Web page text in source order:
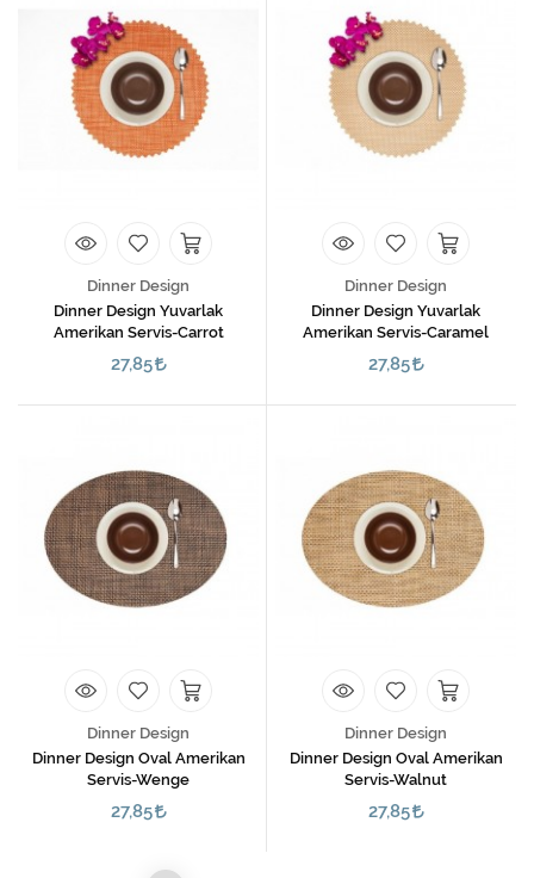
Dinner Design
Dinner Design Yuvarlak
Amerikan Servis-Carrot
27,85
Dinner Design
Dinner Design Yuvarlak
Amerikan Servis-Caramel
27,85
Dinner Design
Dinner Design Oval Amerikan
Servis-Wenge
27,85
Dinner Design
Dinner Design Oval Amerikan
Servis-Walnut
27,85